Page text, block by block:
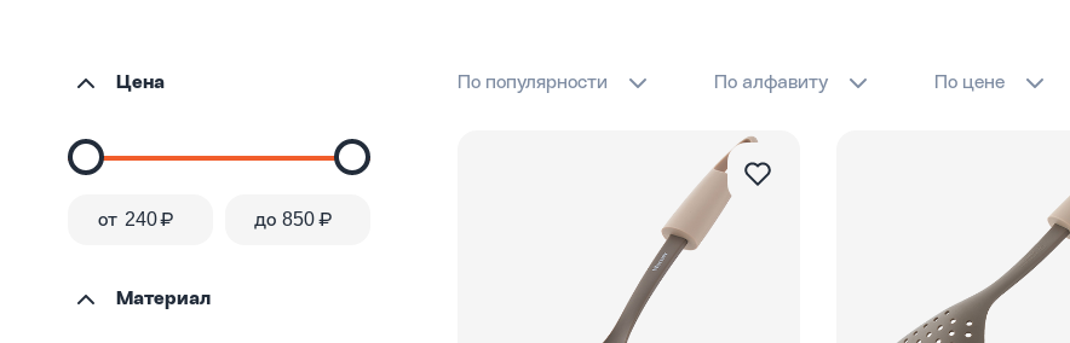
Цена
от ₽ до ₽
Материал
По популярности По алфавиту По цене